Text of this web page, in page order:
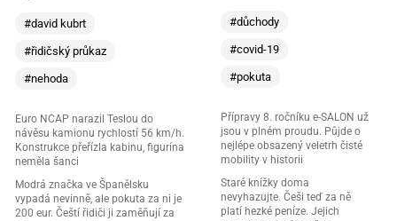
#david kubrt
#řidičský průkaz
#nehoda
Euro NCAP narazil Teslou do
návěsu kamionu rychlostí 56 km/h.
Konstrukce přeřízla kabinu, figurína
neměla šanci
Modrá značka ve Španělsku
vypadá nevinně, ale pokuta za ni je
200 eur. Čeští řidiči ji zaměňují za
#důchody
#covid-19
#pokuta
Přípravy 8. ročníku e-SALON už
jsou v plném proudu. Půjde o
nejlépe obsazený veletrh čisté
mobility v historii
Staré knížky doma
nevyhazujte. Češi teď za ně
platí hezké peníze. Jejich